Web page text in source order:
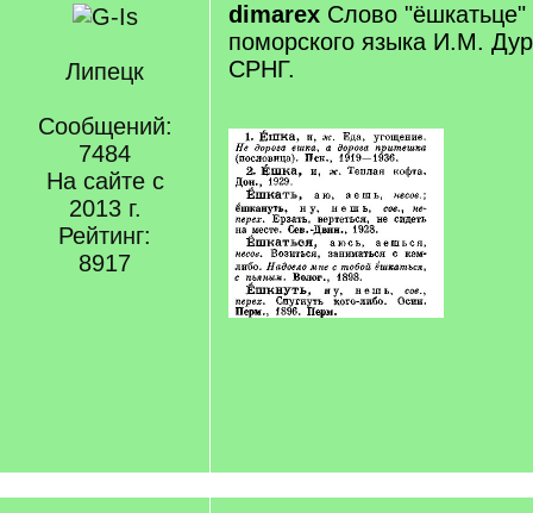
Липецк
Сообщений:
7484
На сайте с
2013 г.
Рейтинг:
8917
dimarex Слово "ёшкатьце"
поморского языка И.М.
СРНГ.